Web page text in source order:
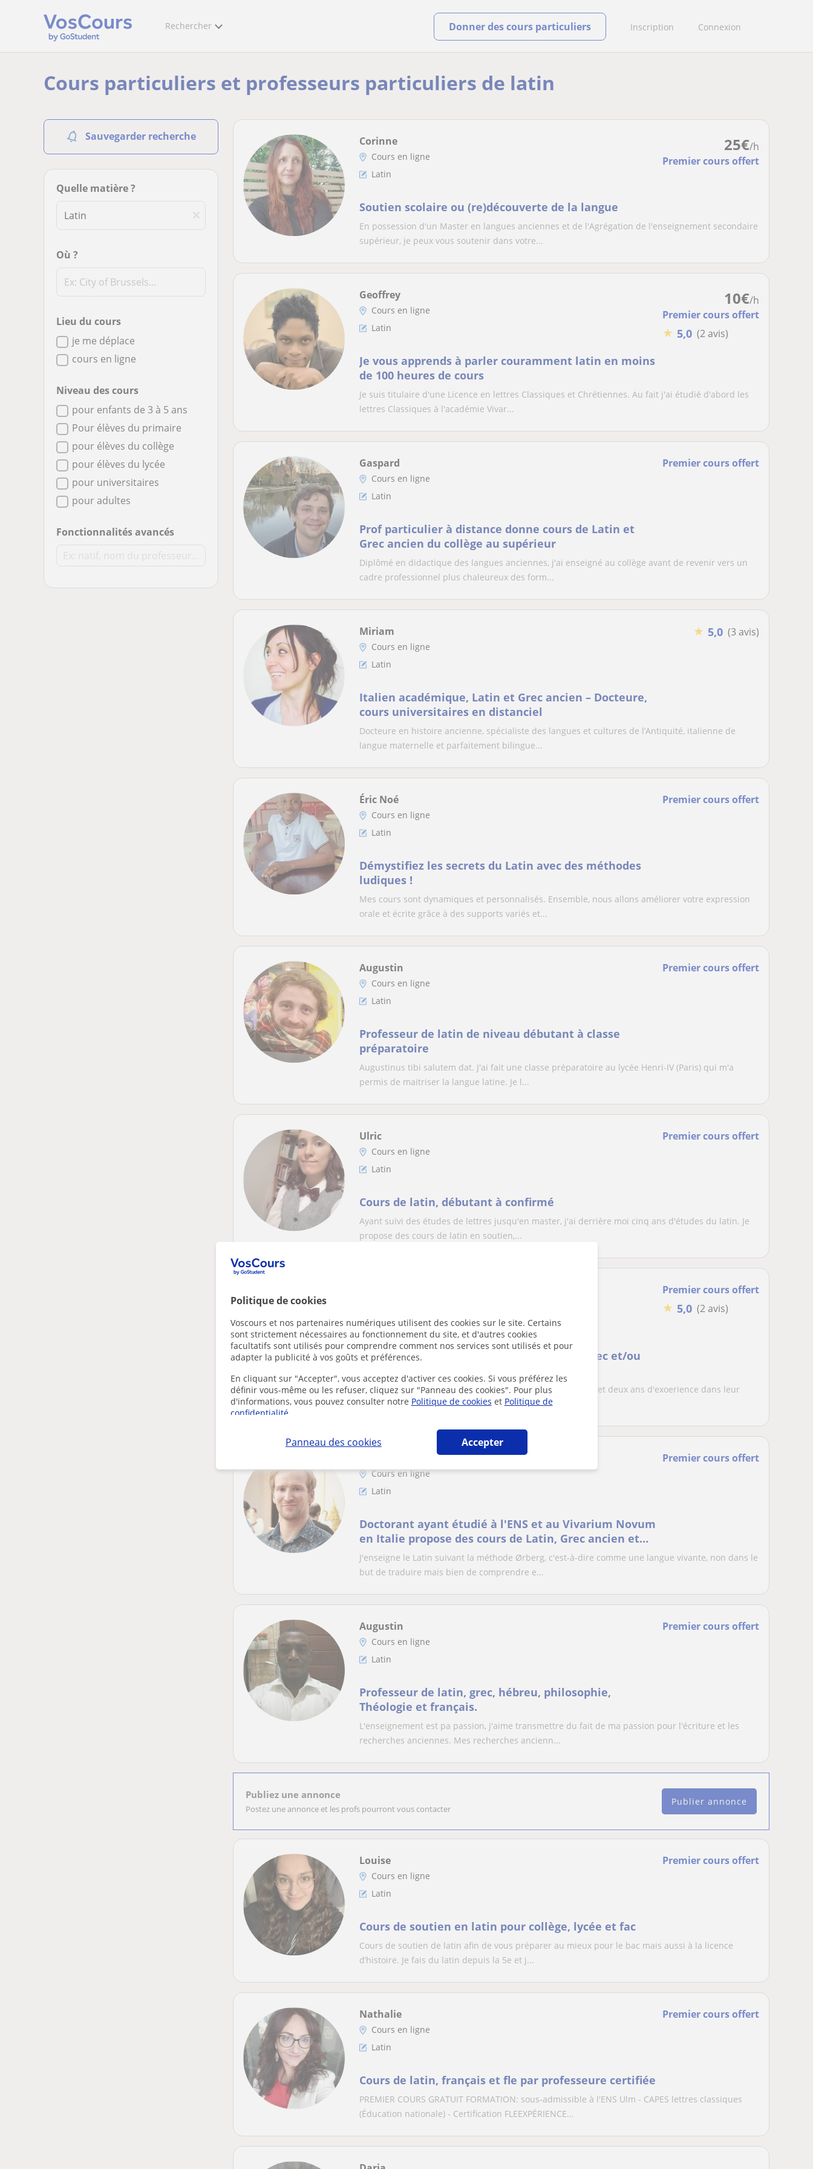
Politique de cookies
Voscours et nos partenaires numériques utilisent des cookies sur le site. Certains
sont strictement nécessaires au fonctionnement du site, et d'autres cookies
facultatifs sont utilisés pour comprendre comment nos services sont utilisés et pour
adapter la publicité à vos goûts et préférences.
En cliquant sur "Accepter", vous acceptez d'activer ces cookies. Si vous préférez les
définir vous-même ou les refuser, cliquez sur "Panneau des cookies". Pour plus
d'informations, vous pouvez consulter notre Politique de cookies et Politique de
confidentialité.
Panneau des cookies Accepter
Rechercher Inscription Connexion
Donner des cours particuliers
Cours particuliers et professeurs particuliers de latin
Sauvegarder recherche
Quelle matière ?
Où ?
Lieu du cours
je me déplace
cours en ligne
Niveau des cours
pour enfants de 3 à 5 ans
Pour élèves du primaire
pour élèves du collège
pour élèves du lycée
pour universitaires
pour adultes
Fonctionnalités avancés
25€/h
Premier cours offert
Corinne
Cours en ligne
Latin
Soutien scolaire ou (re)découverte de la langue
En possession d'un Master en langues anciennes et de l'Agrégation de l'enseignement secondaire
supérieur, je peux vous soutenir dans votre...
10€/h
Premier cours offert
★ 5,0 (2 avis)
Geoffrey
Cours en ligne
Latin
Je vous apprends à parler couramment latin en moins
de 100 heures de cours
Je suis titulaire d'une Licence en lettres Classiques et Chrétiennes. Au fait j'ai étudié d'abord les
lettres Classiques à l'académie Vivar...
Premier cours offert
Gaspard
Cours en ligne
Latin
Prof particulier à distance donne cours de Latin et
Grec ancien du collège au supérieur
Diplômé en didactique des langues anciennes, j'ai enseigné au collège avant de revenir vers un
cadre professionnel plus chaleureux des form...
★ 5,0 (3 avis)
Miriam
Cours en ligne
Latin
Italien académique, Latin et Grec ancien – Docteure,
cours universitaires en distanciel
Docteure en histoire ancienne, spécialiste des langues et cultures de l’Antiquité, italienne de
langue maternelle et parfaitement bilingue...
Premier cours offert
Éric Noé
Cours en ligne
Latin
Démystifiez les secrets du Latin avec des méthodes
ludiques !
Mes cours sont dynamiques et personnalisés. Ensemble, nous allons améliorer votre expression
orale et écrite grâce à des supports variés et...
Premier cours offert
Augustin
Cours en ligne
Latin
Professeur de latin de niveau débutant à classe
préparatoire
Augustinus tibi salutem dat. J'ai fait une classe préparatoire au lycée Henri-IV (Paris) qui m'a
permis de maitriser la langue latine. Je l...
Premier cours offert
Ulric
Cours en ligne
Latin
Cours de latin, débutant à confirmé
Ayant suivi des études de lettres jusqu'en master, j'ai derrière moi cinq ans d'études du latin. Je
propose des cours de latin en soutien,...
Premier cours offert
★ 5,0 (2 avis)
Latin
Cours particuliers de langues anciennes (grec et/ou
Diplômée forte de 5 années d'études en lettres classiques et deux ans d'exoerience dans leur
enseignement.Aspects traités :- grammaire- tra...
Premier cours offert
Cours en ligne
Latin
Doctorant ayant étudié à l'ENS et au Vivarium Novum
en Italie propose des cours de Latin, Grec ancien et
Lettres classiques
J'enseigne le Latin suivant la méthode Ørberg, c'est-à-dire comme une langue vivante, non dans le
but de traduire mais bien de comprendre e...
Premier cours offert
Augustin
Cours en ligne
Latin
Professeur de latin, grec, hébreu, philosophie,
Théologie et français.
L'enseignement est pa passion, j'aime transmettre du fait de ma passion pour l'écriture et les
recherches anciennes. Mes recherches ancienn...
Publiez une annonce
Postez une annonce et les profs pourront vous contacter
Publier annonce
Premier cours offert
Louise
Cours en ligne
Latin
Cours de soutien en latin pour collège, lycée et fac
Cours de soutien de latin afin de vous préparer au mieux pour le bac mais aussi à la licence
d’histoire. Je fais du latin depuis la 5e et j...
Premier cours offert
Nathalie
Cours en ligne
Latin
Cours de latin, français et fle par professeure certifiée
PREMIER COURS GRATUIT FORMATION: sous-admissible à l'ENS Ulm - CAPES lettres classiques
(Éducation nationale) - Certification FLEEXPÉRIENCE...